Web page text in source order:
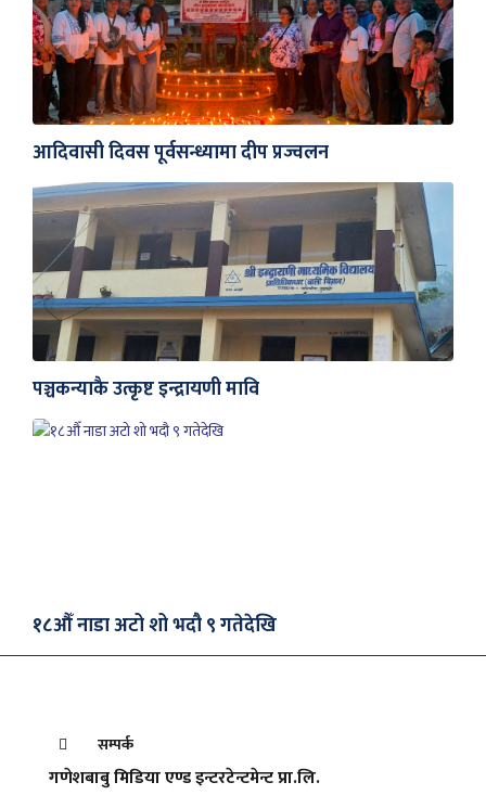
आदिवासी दिवस पूर्वसन्ध्यामा दीप प्रज्वलन
पञ्चकन्याकै उत्कृष्ट इन्द्रायणी मावि
१८औँ नाडा अटो शो भदौ ९ गतेदेखि
सम्पर्क
गणेशबाबु मिडिया एण्ड इन्टरटेन्टमेन्ट प्रा.लि.